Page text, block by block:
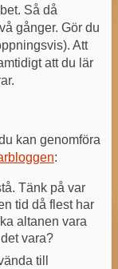
Så då
gånger. Gör du
Att
att du lär
kan genomföra
:
Tänk på var
tid då flest har
altanen vara
vara?
till